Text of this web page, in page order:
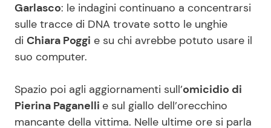
Garlasco: le indagini continuano a concentrarsi
sulle tracce di DNA trovate sotto le unghie
di Chiara Poggi e su chi avrebbe potuto usare il
suo computer.
Spazio poi agli aggiornamenti sull’omicidio di
Pierina Paganelli e sul giallo dell’orecchino
mancante della vittima. Nelle ultime ore si parla